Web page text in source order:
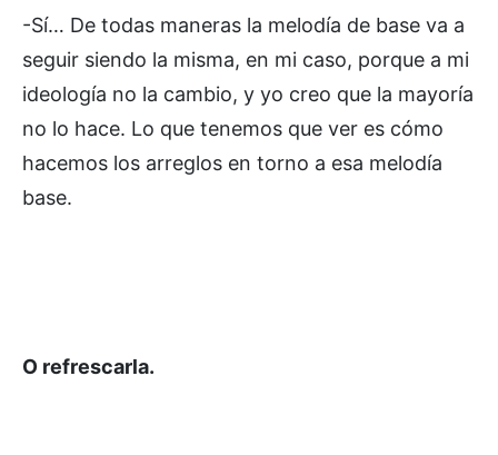
-Sí… De todas maneras la melodía de base va a
seguir siendo la misma, en mi caso, porque a mi
ideología no la cambio, y yo creo que la mayoría
no lo hace. Lo que tenemos que ver es cómo
hacemos los arreglos en torno a esa melodía
base.
O refrescarla.